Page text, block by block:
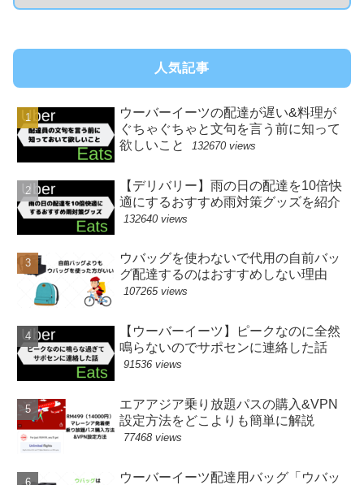
人気記事
ウーバーイーツの配達が遅い&料理が
ぐちゃぐちゃと文句を言う前に知って
欲しいこと
132670 views
【デリバリー】雨の日の配達を10倍快
適にするおすすめ雨対策グッズを紹介
132640 views
ウバッグを使わないで代用の自前バッ
グ配達するのはおすすめしない理由
107265 views
【ウーバーイーツ】ピークなのに全然
鳴らないのでサポセンに連絡した話
91536 views
エアアジア乗り放題パスの購入&VPN
設定方法をどこよりも簡単に解説
77468 views
ウーバーイーツ配達用バッグ「ウバッ